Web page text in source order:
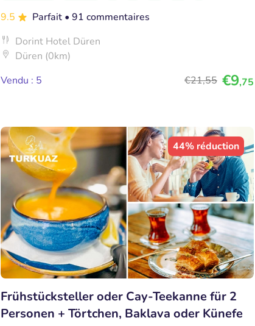
9.5
Parfait • 91 commentaires
Dorint Hotel Düren
Düren (0km)
Vendu : 5
€21,55 €9,75
44% réduction
Frühstücksteller oder Cay-Teekanne für 2
Personen + Törtchen, Baklava oder Künefe